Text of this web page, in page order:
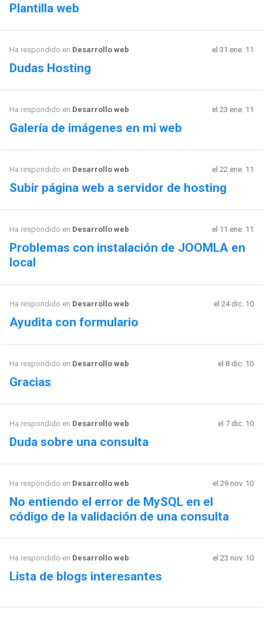
Plantilla web
Ha respondido en Desarrollo web el 31 ene. 11
Dudas Hosting
Ha respondido en Desarrollo web el 23 ene. 11
Galería de imágenes en mi web
Ha respondido en Desarrollo web el 22 ene. 11
Subir página web a servidor de hosting
Ha respondido en Desarrollo web el 11 ene. 11
Problemas con instalación de JOOMLA en
local
Ha respondido en Desarrollo web el 24 dic. 10
Ayudita con formulario
Ha respondido en Desarrollo web el 8 dic. 10
Gracias
Ha respondido en Desarrollo web el 7 dic. 10
Duda sobre una consulta
Ha respondido en Desarrollo web el 29 nov. 10
No entiendo el error de MySQL en el
código de la validación de una consulta
Ha respondido en Desarrollo web el 23 nov. 10
Lista de blogs interesantes